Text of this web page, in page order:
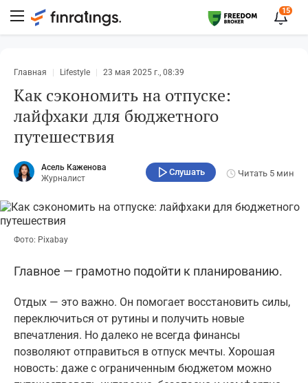
15
Главная Lifestyle 23 мая 2025 г., 08:39
Как сэкономить на отпуске:
лайфхаки для бюджетного
путешествия
Асель Каженова
Журналист
Слушать Читать 5 мин
Фото: Pixabay
Главное — грамотно подойти к планированию.
Отдых — это важно. Он помогает восстановить силы,
переключиться от рутины и получить новые
впечатления. Но далеко не всегда финансы
позволяют отправиться в отпуск мечты. Хорошая
новость: даже с ограниченным бюджетом можно